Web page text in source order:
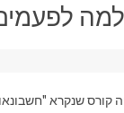
שנקרא